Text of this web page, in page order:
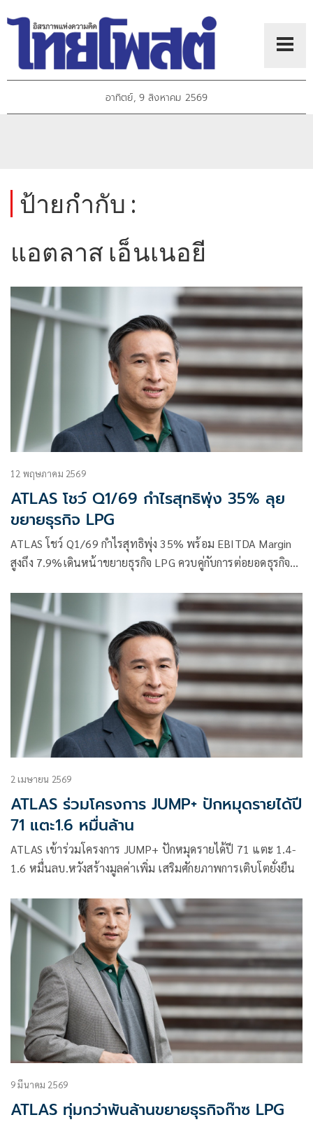
อาทิตย์, 9 สิงหาคม 2569
ป้ายกำกับ :
แอตลาส เอ็นเนอยี
12 พฤษภาคม 2569
ATLAS โชว์ Q1/69 กำไรสุทธิพุ่ง 35% ลุย
ขยายธุรกิจ LPG
ATLAS โชว์ Q1/69 กำไรสุทธิพุ่ง 35% พร้อม EBITDA Margin
สูงถึง 7.9%เดินหน้าขยายธุรกิจ LPG ควบคู่กับการต่อยอดธุรกิจ
ต่อ ดันเป้ายอดขายปี 2569 เติบโต 8-12%
2 เมษายน 2569
ATLAS ร่วมโครงการ JUMP+ ปักหมุดรายได้ปี
71 แตะ1.6 หมื่นล้าน
ATLAS เข้าร่วมโครงการ JUMP+ ปักหมุดรายได้ปี 71 แตะ 1.4-
1.6 หมื่นลบ.หวังสร้างมูลค่าเพิ่ม เสริมศักยภาพการเติบโตยั่งยืน
9 มีนาคม 2569
ATLAS ทุ่มกว่าพันล้านขยายธุรกิจก๊าซ LPG